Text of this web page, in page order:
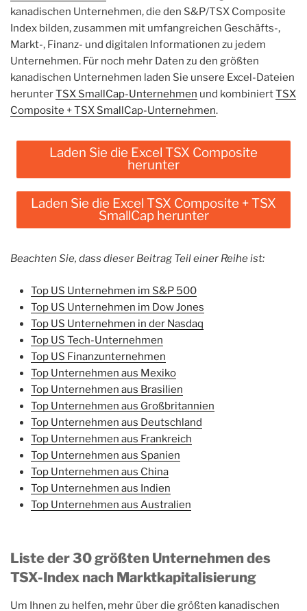
kanadischen Unternehmen, die den S&P/TSX Composite
Index bilden, zusammen mit umfangreichen Geschäfts-,
Markt-, Finanz- und digitalen Informationen zu jedem
Unternehmen. Für noch mehr Daten zu den größten
kanadischen Unternehmen laden Sie unsere Excel-Dateien
herunterTSX SmallCap-Unternehmen und kombiniertTSX
Composite + TSX SmallCap-Unternehmen.
Laden Sie die Excel TSX Composite
herunter
Laden Sie die Excel TSX Composite + TSX
SmallCap herunter
Beachten Sie, dass dieser Beitrag Teil einer Reihe ist:
Top US Unternehmen im S&P 500
Top US Unternehmen im Dow Jones
Top US Unternehmen in der Nasdaq
Top US Tech-Unternehmen
Top US Finanzunternehmen
Top Unternehmen aus Mexiko
Top Unternehmen aus Brasilien
Top Unternehmen aus Großbritannien
Top Unternehmen aus Deutschland
Top Unternehmen aus Frankreich
Top Unternehmen aus Spanien
Top Unternehmen aus China
Top Unternehmen aus Indien
Top Unternehmen aus Australien
Liste der 30 größten Unternehmen des
TSX-Index nach Marktkapitalisierung
Um Ihnen zu helfen, mehr über die größten kanadischen